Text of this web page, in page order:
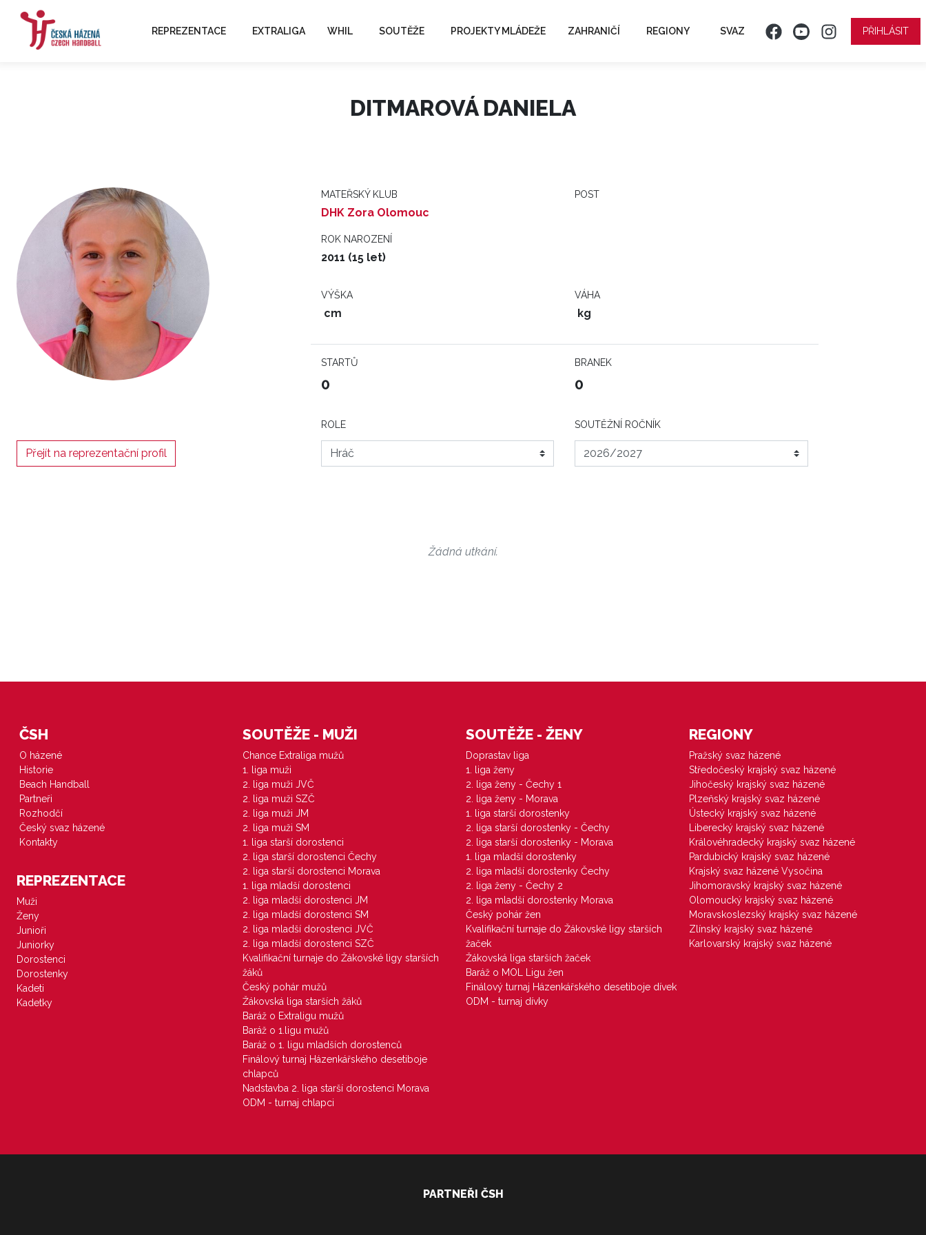
REPREZENTACE EXTRALIGA WHIL SOUTĚŽE PROJEKTY MLÁDEŽE ZAHRANIČÍ REGIONY SVAZ PŘIHLÁSIT
DITMAROVÁ DANIELA
MATEŘSKÝ KLUB
DHK Zora Olomouc
POST
ROK NAROZENÍ
2011 (15 let)
VÝŠKA
cm
VÁHA
kg
STARTŮ
0
BRANEK
0
Přejít na reprezentační profil
ROLE SOUTĚŽNÍ ROČNÍK
Žádná utkání.
ČSH
O házené
Historie
Beach Handball
Partneři
Rozhodčí
Český svaz házené
Kontakty
REPREZENTACE
Muži
Ženy
Junioři
Juniorky
Dorostenci
Dorostenky
Kadeti
Kadetky
SOUTĚŽE - MUŽI
Chance Extraliga mužů
1. liga muži
2. liga muži JVČ
2. liga muži SZČ
2. liga muži JM
2. liga muži SM
1. liga starší dorostenci
2. liga starší dorostenci Čechy
2. liga starší dorostenci Morava
1. liga mladší dorostenci
2. liga mladší dorostenci JM
2. liga mladší dorostenci SM
2. liga mladší dorostenci JVČ
2. liga mladší dorostenci SZČ
Kvalifikační turnaje do Žákovské ligy starších
žáků
Český pohár mužů
Žákovská liga starších žáků
Baráž o Extraligu mužů
Baráž o 1.ligu mužů
Baráž o 1. ligu mladších dorostenců
Finálový turnaj Házenkářského desetiboje
chlapců
Nadstavba 2. liga starší dorostenci Morava
ODM - turnaj chlapci
SOUTĚŽE - ŽENY
Doprastav liga
1. liga ženy
2. liga ženy - Čechy 1
2. liga ženy - Morava
1. liga starší dorostenky
2. liga starší dorostenky - Čechy
2. liga starší dorostenky - Morava
1. liga mladší dorostenky
2. liga mladší dorostenky Čechy
2. liga ženy - Čechy 2
2. liga mladší dorostenky Morava
Český pohár žen
Kvalifikační turnaje do Žákovské ligy starších
žaček
Žákovská liga starších žaček
Baráž o MOL Ligu žen
Finálový turnaj Házenkářského desetiboje dívek
ODM - turnaj dívky
REGIONY
Pražský svaz házené
Středočeský krajský svaz házené
Jihočeský krajský svaz házené
Plzeňský krajský svaz házené
Ústecký krajský svaz házené
Liberecký krajský svaz házené
Královéhradecký krajský svaz házené
Pardubický krajský svaz házené
Krajský svaz házené Vysočina
Jihomoravský krajský svaz házené
Olomoucký krajský svaz házené
Moravskoslezský krajský svaz házené
Zlínský krajský svaz házené
Karlovarský krajský svaz házené
PARTNEŘI ČSH